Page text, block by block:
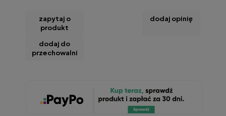
zapytaj o
produkt
dodaj opinię
dodaj do
przechowalni